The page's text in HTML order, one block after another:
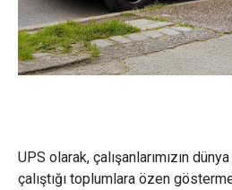
UPS olarak, çalışanlarımızın
çalıştığı toplumlara özen